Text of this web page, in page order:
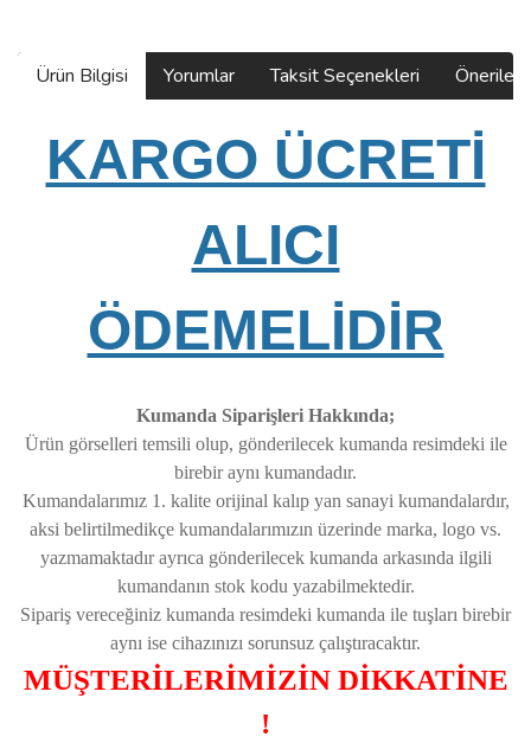
Ürün Bilgisi Yorumlar Taksit Seçenekleri
KARGO ÜCRETİ
ALICI
ÖDEMELİDİR
Kumanda Siparişleri Hakkında;
Ürün görselleri temsili olup, gönderilecek kumanda resimdeki ile
birebir aynı kumandadır.
Kumandalarımız 1. kalite orijinal kalıp yan sanayi kumandalardır,
aksi belirtilmedikçe kumandalarımızın üzerinde marka, logo vs.
yazmamaktadır ayrıca gönderilecek kumanda arkasında ilgili
kumandanın stok kodu yazabilmektedir.
Sipariş vereceğiniz kumanda resimdeki kumanda ile tuşları birebir
aynı ise cihazınızı sorunsuz çalıştıracaktır.
MÜŞTERİLERİMİZİN DİKKATİNE
!